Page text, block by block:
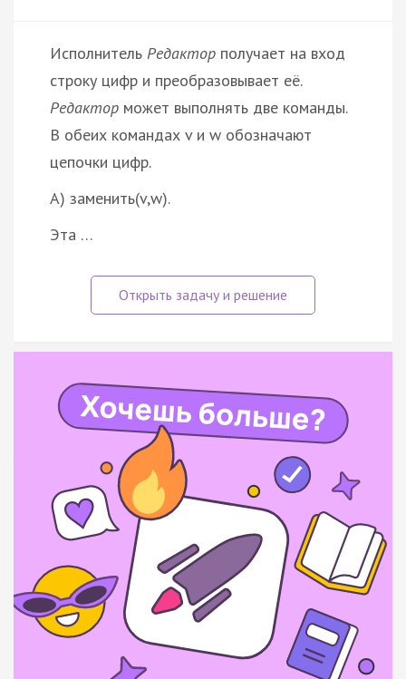
Исполнитель Редактор получает на вход
строку цифр и преобразовывает её.
Редактор может выполнять две команды.
В обеих командах v и w обозначают
цепочки цифр.
A) заменить(v,w).
Эта …